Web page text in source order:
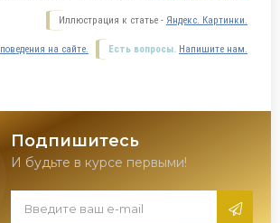
Иллюстрация к статье - Яндекс. Картинки.
Есть вопросы. Напишите нам.
поведения на сайте.
Подпишитесь
И будьте в курсе первыми!